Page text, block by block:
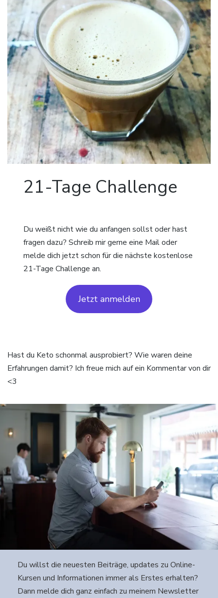
21-Tage Challenge
Du weißt nicht wie du anfangen sollst oder hast
fragen dazu? Schreib mir gerne eine Mail oder
melde dich jetzt schon für die nächste kostenlose
21-Tage Challenge an.
Jetzt anmelden
Hast du Keto schonmal ausprobiert? Wie waren deine
Erfahrungen damit? Ich freue mich auf ein Kommentar von dir
<3
Du willst die neuesten Beiträge, updates zu Online-
Kursen und Informationen immer als Erstes erhalten?
Dann melde dich ganz einfach zu meinem Newsletter